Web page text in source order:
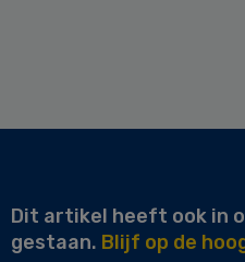
Dit artikel heeft ook in
gestaan. Blijf op de